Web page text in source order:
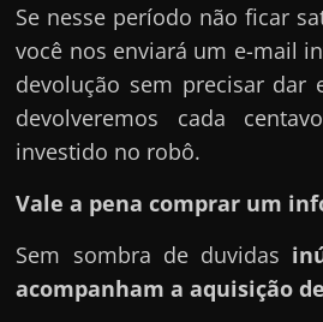
Se nesse período não ficar
você nos enviará um e-mail
devolução sem precisar dar
devolveremos cada
investido no robô.
Vale a pena comprar um
Sem sombra de duvidas
acompanham a aquisição